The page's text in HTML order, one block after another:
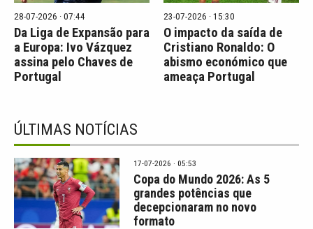
28-07-2026 · 07:44
Da Liga de Expansão para
a Europa: Ivo Vázquez
assina pelo Chaves de
Portugal
23-07-2026 · 15:30
O impacto da saída de
Cristiano Ronaldo: O
abismo económico que
ameaça Portugal
ÚLTIMAS NOTÍCIAS
17-07-2026 · 05:53
Copa do Mundo 2026: As 5
grandes potências que
decepcionaram no novo
formato